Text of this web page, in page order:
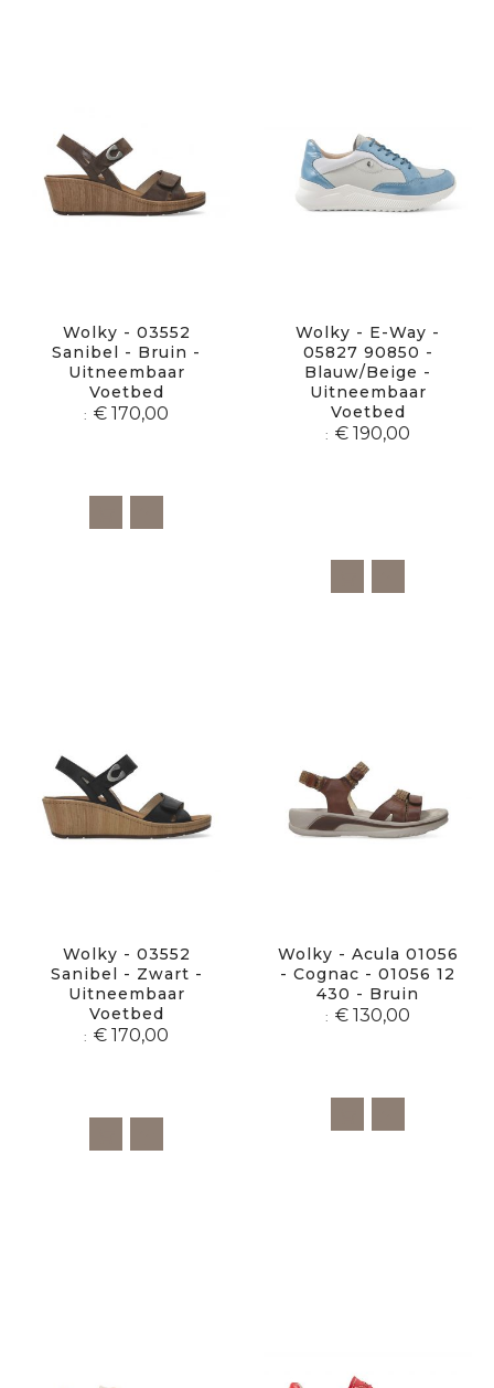
Wolky - 03552
Sanibel - Bruin -
Uitneembaar
Voetbed
€ 170,00
Wolky - E-Way -
05827 90850 -
Blauw/beige -
Uitneembaar
Voetbed
€ 190,00
Wolky - 03552
Sanibel - Zwart -
Uitneembaar
Voetbed
€ 170,00
Wolky - Acula 01056
- Cognac - 01056 12
430 - Bruin
€ 130,00